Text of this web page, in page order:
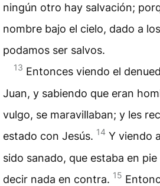
ningún otro hay salvación;
nombre bajo el cielo, dado a
podamos ser salvos.
13 Entonces viendo el
Juan, y sabiendo que eran
vulgo, se maravillaban; y les
estado con Jesús. 14 Y viendo
sido sanado, que estaba en
decir nada en contra. 15